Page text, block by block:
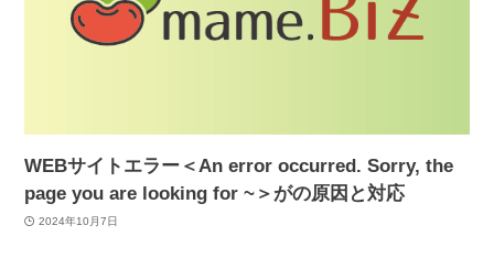
WEBサイトエラー＜An error occurred. Sorry, the
page you are looking for ~＞がの原因と対応
2024年10月7日